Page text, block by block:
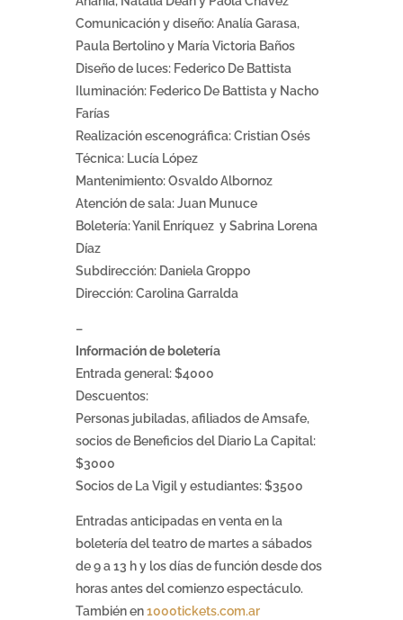
Comunicación y diseño: Analía Garasa,
Paula Bertolino y María Victoria Baños
Diseño de luces: Federico De Battista
Iluminación: Federico De Battista y Nacho
Farías
Realización escenográfica: Cristian Osés
Técnica: Lucía López
Mantenimiento: Osvaldo Albornoz
Atención de sala: Juan Munuce
Boletería: Yanil Enríquez y Sabrina Lorena
Díaz
Subdirección: Daniela Groppo
Dirección: Carolina Garralda
–
Información de boletería
Entrada general: $4000
Descuentos:
Personas jubiladas, afiliados de Amsafe,
socios de Beneficios del Diario La Capital:
$3000
Socios de La Vigil y estudiantes: $3500
Entradas anticipadas en venta en la
boletería del teatro de martes a sábados
de 9 a 13 h y los días de función desde dos
horas antes del comienzo espectáculo.
También en1000tickets.com.ar